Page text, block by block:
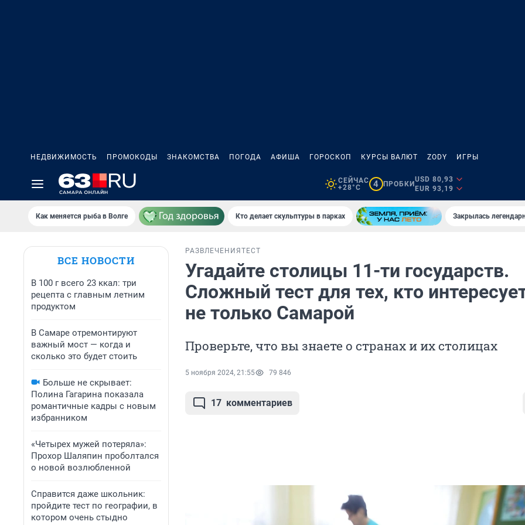
НЕДВИЖИМОСТЬ ПРОМОКОДЫ ЗНАКОМСТВА ПОГОДА АФИША ГОРОСКОП КУРСЫ ВАЛЮТ ZODY ИГРЫ
СЕЙЧАС
+28°C
4 ПРОБКИ
USD 80,93
EUR 93,19
Как меняется рыба в Волге Кто делает скульптуры в парках Закрылась
ВСЕ НОВОСТИ
В 100 г всего 23 ккал: три
рецепта с главным летним
продуктом
В Самаре отремонтируют
важный мост — когда и
сколько это будет стоить
Больше не скрывает:
Полина Гагарина показала
романтичные кадры с новым
избранником
«Четырех мужей потеряла»:
Прохор Шаляпин проболтался
о новой возлюбленной
Справится даже школьник:
пройдите тест по географии, в
котором очень стыдно
РАЗВЛЕЧЕНИЯ ТЕСТ
Угадайте столицы 11-ти государств.
Сложный тест для тех, кто
не только Самарой
Проверьте, что вы знаете о странах и их столицах
5 ноября 2024, 21:55 79 846
17 комментариев